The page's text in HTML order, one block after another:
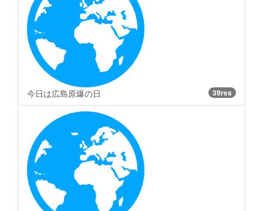
今日は広島原爆の日 39res